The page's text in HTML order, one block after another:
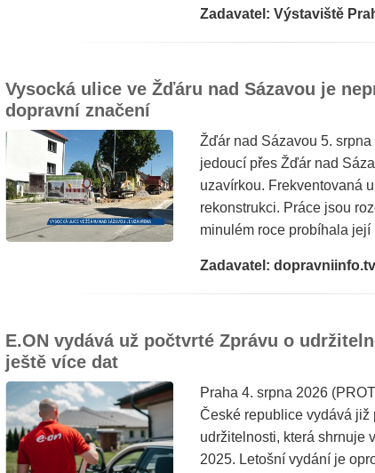
Zadavatel: Výstaviště
Vysocká ulice ve Žďáru nad Sázavou je
dopravní značení
Žďár nad Sázavou 5.
jedoucí přes Žďár nad
uzavírkou. Frekventovaná
rekonstrukci. Práce jsou
minulém roce probíhala její
Zadavatel: dopravniinfo.tv
E.ON vydává už počtvrté Zprávu o
ještě více dat
Praha 4. srpna 2026
České republice vydává již
udržitelnosti, která shrnuje
2025. Letošní vydání je